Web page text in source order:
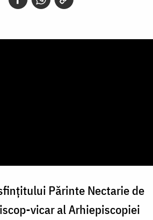
Părinte Nectarie de
vicar al Arhiepiscopiei